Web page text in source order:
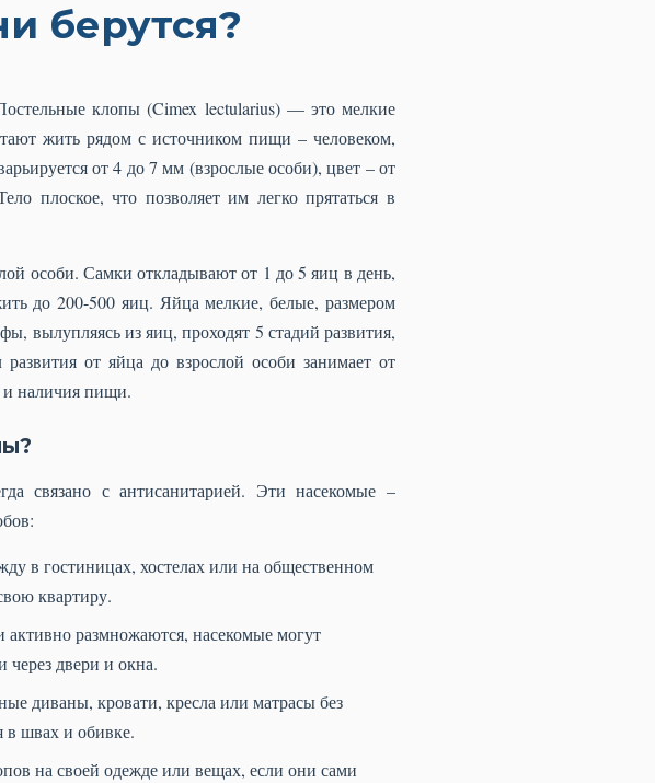
берутся?
клопы (Cimex lectularius) — это мелкие
жить рядом с источником пищи – человеком,
от 4 до 7 мм (взрослые особи), цвет – от
плоское, что позволяет им легко прятаться в
особи. Самки откладывают от 1 до 5 яиц в день,
до 200-500 яиц. Яйца мелкие, белые, размером
вылупляясь из яиц, проходят 5 стадий развития,
от яйца до взрослой особи занимает от
и наличия пищи.
связано с антисанитарией. Эти насекомые –
в гостиницах, хостелах или на общественном
квартиру.
активно размножаются, насекомые могут
двери и окна.
диваны, кровати, кресла или матрасы без
в швах и обивке.
на своей одежде или вещах, если они сами